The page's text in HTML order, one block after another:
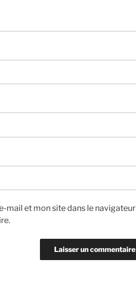
mail et mon site dans le navigateur